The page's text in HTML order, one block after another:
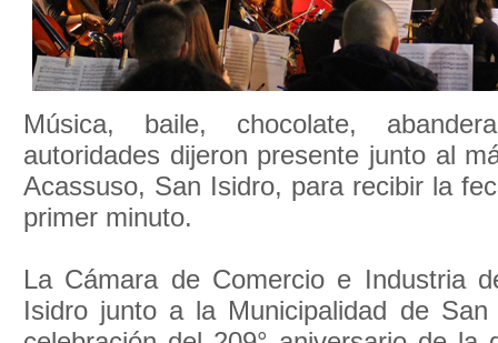
Música, baile, chocolate,
autoridades dijeron presente junto al
Acassuso, San Isidro, para recibir la
primer minuto.
La Cámara de Comercio e Industria
Isidro junto a la Municipalidad de